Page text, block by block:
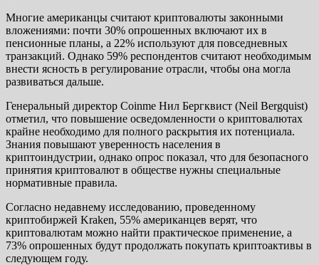
Многие американцы считают криптовалюты законными
вложениями: почти 30% опрошенных включают их в
пенсионные планы, а 22% используют для повседневных
транзакций. Однако 59% респондентов считают необходимым
внести ясность в регулирование отрасли, чтобы она могла
развиваться дальше.
Генеральный директор Coinme Нил Бергквист (Neil Bergquist)
отметил, что повышение осведомленности о криптовалютах
крайне необходимо для полного раскрытия их потенциала.
Знания повышают уверенность населения в
криптоиндустрии, однако опрос показал, что для безопасного
принятия криптовалют в обществе нужны специальные
нормативные правила.
Согласно недавнему исследованию, проведенному
криптобиржей Kraken, 55% американцев верят, что
криптовалютам можно найти практическое применение, а
73% опрошенных будут продолжать покупать криптоактивы в
следующем году.